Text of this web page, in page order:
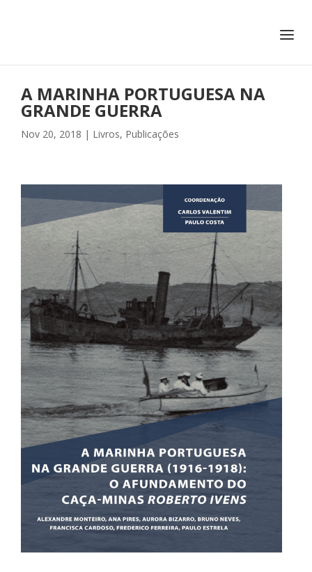
A MARINHA PORTUGUESA NA
GRANDE GUERRA
Nov 20, 2018 | Livros, Publicações